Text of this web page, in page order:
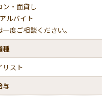
ン・面貸し
ルバイト
度ご相談ください。
種
リスト
与